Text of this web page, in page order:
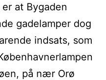
at Bygaden
gadelamper dog
indsats, som
på nær Orø